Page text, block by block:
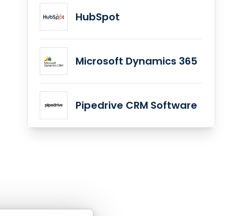
HubSpot
Microsoft Dynamics 365
Pipedrive CRM Software